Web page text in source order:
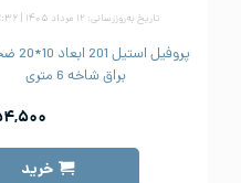
تاریخ به‌روزرسانی: ۱۲ مرداد ۱۴۰۵ | ۱۶:۳۶
براق شاخه 6 متری
خرید